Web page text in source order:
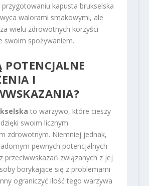
kapusta brukselska
walorami smakowymi, ale
wielu zdrowotnych korzyści
swoim spożywaniem.
POTENCJALNE
I
to warzywo, które cieszy
swoim licznym
zdrowotnym. Niemniej jednak,
pewnych potencjalnych
przeciwwskazań związanych z jej
borykające się z problemami
ograniczyć ilość tego warzywa